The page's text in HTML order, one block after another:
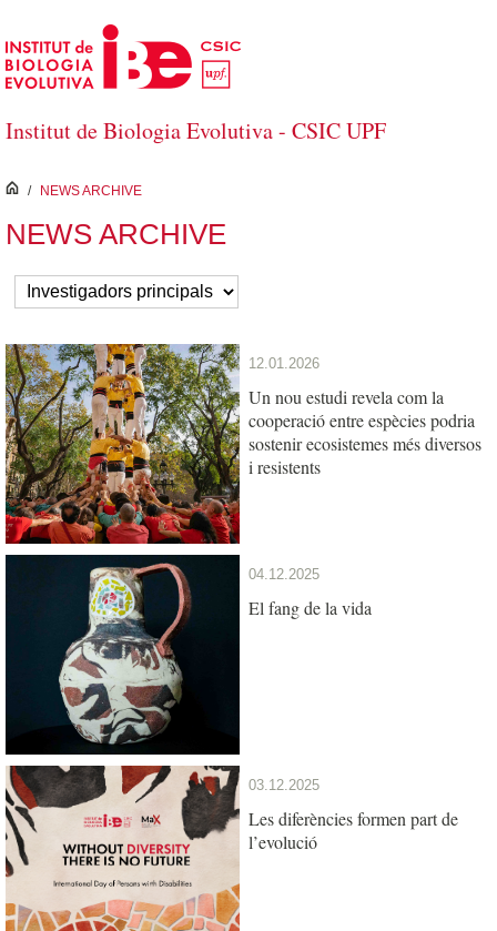
Salta al contingut principal
Institut de Biologia Evolutiva - CSIC UPF
inici
/ NEWS ARCHIVE
NEWS ARCHIVE
12.01.2026
Un nou estudi revela com la
cooperació entre espècies podria
sostenir ecosistemes més diversos
i resistents
04.12.2025
El fang de la vida
03.12.2025
Les diferències formen part de
l’evolució